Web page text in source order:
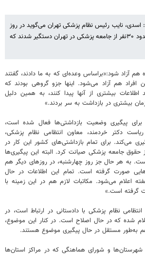
نایب رئیس نظام پزشکی تهران می‌گوید در روز
چهارشنبه هفته گذشته حدود ۳۰نفر از جامعه پزشکی در تهران دستگیر شدند که
هم آزاد شود:«براساس وعده‌ای که به ما دادند، گفتند
افراد هم آزاد می‌شود. اینها جزو گروهی بودند که
اطلاعات بیشتری از آنها پیدا کنند، به همین دلیل
بیشتری در بازداشت به سر بردند.»
برای پیگیری وضعیت بازداشتی‌ها فعال شده است،
دکتر خردمند، معاون انتظامی نظام پزشکی،
می‌کند. برای تمام بازداشتی‌های کشور این کار در
حقوق جامعه پزشکی صیانت کرد. البته این پیگیری‌ها
به هر حال جز روز چهارشنبه، در روزهای دیگر هم
صورت گرفته است. تمام این اطلاعات در حال
اعلام می‌شود. مکاتبات لازم هم در این زمینه با
گرفته است.»
نظام پزشکی با دادستانی در ارتباط است، در
شده که در حال اصلاح است. در کنار این موضوع،
به‌طور مستقل در حال پیگیری موضوع هستند.
و شورای هماهنگی که در مراکز استان‌ها